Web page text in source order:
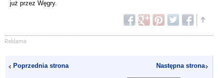
już przez Węgry.
Poprzednia strona Następna strona